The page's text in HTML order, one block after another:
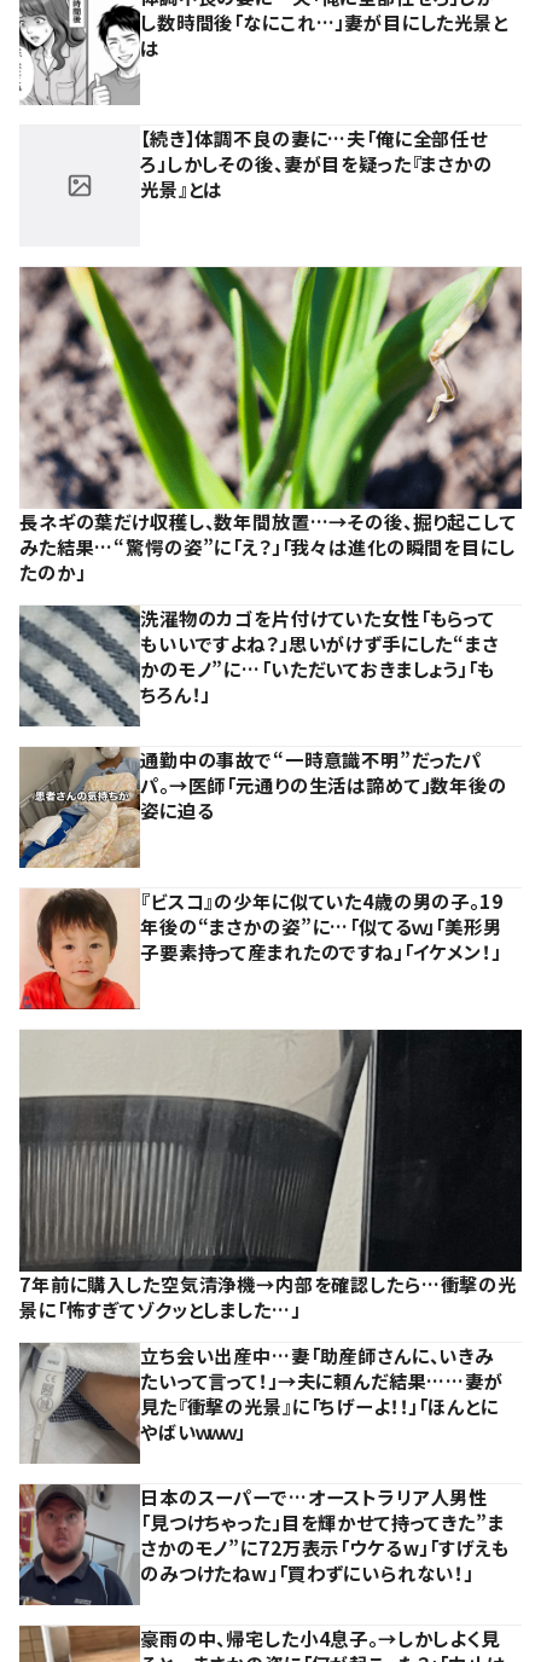
し数時間後「なにこれ…」妻が目にした光景と
は
【続き】体調不良の妻に…夫「俺に全部任せ
ろ」しかしその後、妻が目を疑った『まさかの
光景』とは
長ネギの葉だけ収穫し、数年間放置…→その後、掘り起こして
みた結果…“驚愕の姿”に「え？」「我々は進化の瞬間を目にし
たのか」
洗濯物のカゴを片付けていた女性「もらって
もいいですよね？」思いがけず手にした“まさ
かのモノ”に…「いただいておきましょう」「も
ちろん！」
通勤中の事故で“一時意識不明”だったパ
パ。→医師「元通りの生活は諦めて」数年後の
姿に迫る
『ビスコ』の少年に似ていた4歳の男の子。19
年後の“まさかの姿”に…「似てるｗ」「美形男
子要素持って産まれたのですね」「イケメン！」
7年前に購入した空気清浄機→内部を確認したら…衝撃の光
景に「怖すぎてゾクッとしました…」
立ち会い出産中…妻「助産師さんに、いきみ
たいって言って！」→夫に頼んだ結果……妻が
見た『衝撃の光景』に「ちげーよ！！」「ほんとに
やばいｗｗｗ」
日本のスーパーで…オーストラリア人男性
「見つけちゃった」目を輝かせて持ってきた”ま
さかのモノ”に72万表示「ウケるw」「すげえも
のみつけたねw」「買わずにいられない！」
豪雨の中、帰宅した小4息子。→しかしよく見